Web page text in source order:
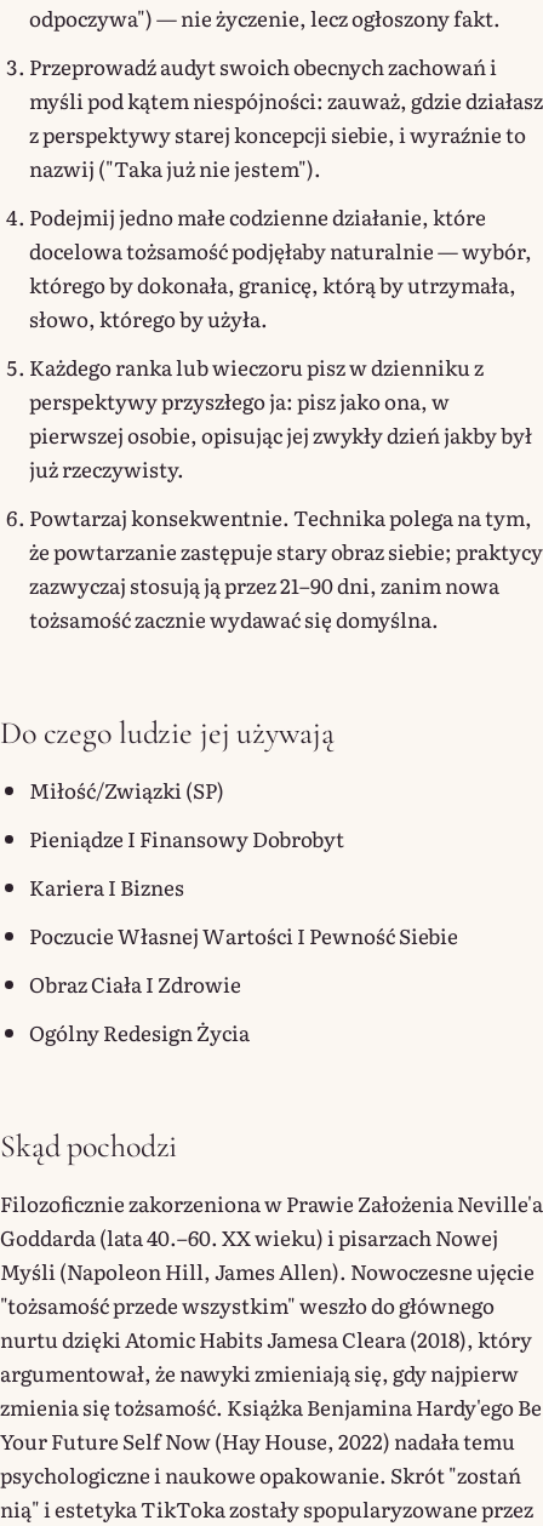
odpoczywa") — nie życzenie, lecz ogłoszony fakt.
Przeprowadź audyt swoich obecnych zachowań i
myśli pod kątem niespójności: zauważ, gdzie działasz
z perspektywy starej koncepcji siebie, i wyraźnie to
nazwij ("Taka już nie jestem").
Podejmij jedno małe codzienne działanie, które
docelowa tożsamość podjęłaby naturalnie — wybór,
którego by dokonała, granicę, którą by utrzymała,
słowo, którego by użyła.
Każdego ranka lub wieczoru pisz w dzienniku z
perspektywy przyszłego ja: pisz jako ona, w
pierwszej osobie, opisując jej zwykły dzień jakby był
już rzeczywisty.
Powtarzaj konsekwentnie. Technika polega na tym,
że powtarzanie zastępuje stary obraz siebie; praktycy
zazwyczaj stosują ją przez 21–90 dni, zanim nowa
tożsamość zacznie wydawać się domyślna.
Do czego ludzie jej używają
Miłość/związki (SP)
Pieniądze I Finansowy Dobrobyt
Kariera I Biznes
Poczucie Własnej Wartości I Pewność Siebie
Obraz Ciała I Zdrowie
Ogólny Redesign Życia
Skąd pochodzi
Filozoficznie zakorzeniona w Prawie Założenia Neville'a
Goddarda (lata 40.–60. XX wieku) i pisarzach Nowej
Myśli (Napoleon Hill, James Allen). Nowoczesne ujęcie
"tożsamość przede wszystkim" weszło do głównego
nurtu dzięki Atomic Habits Jamesa Cleara (2018), który
argumentował, że nawyki zmieniają się, gdy najpierw
zmienia się tożsamość. Książka Benjamina Hardy'ego Be
Your Future Self Now (Hay House, 2022) nadała temu
psychologiczne i naukowe opakowanie. Skrót "zostań
nią" i estetyka TikToka zostały spopularyzowane przez